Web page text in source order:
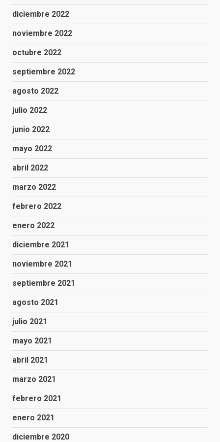
diciembre 2022
noviembre 2022
octubre 2022
septiembre 2022
agosto 2022
julio 2022
junio 2022
mayo 2022
abril 2022
marzo 2022
febrero 2022
enero 2022
diciembre 2021
noviembre 2021
septiembre 2021
agosto 2021
julio 2021
mayo 2021
abril 2021
marzo 2021
febrero 2021
enero 2021
diciembre 2020